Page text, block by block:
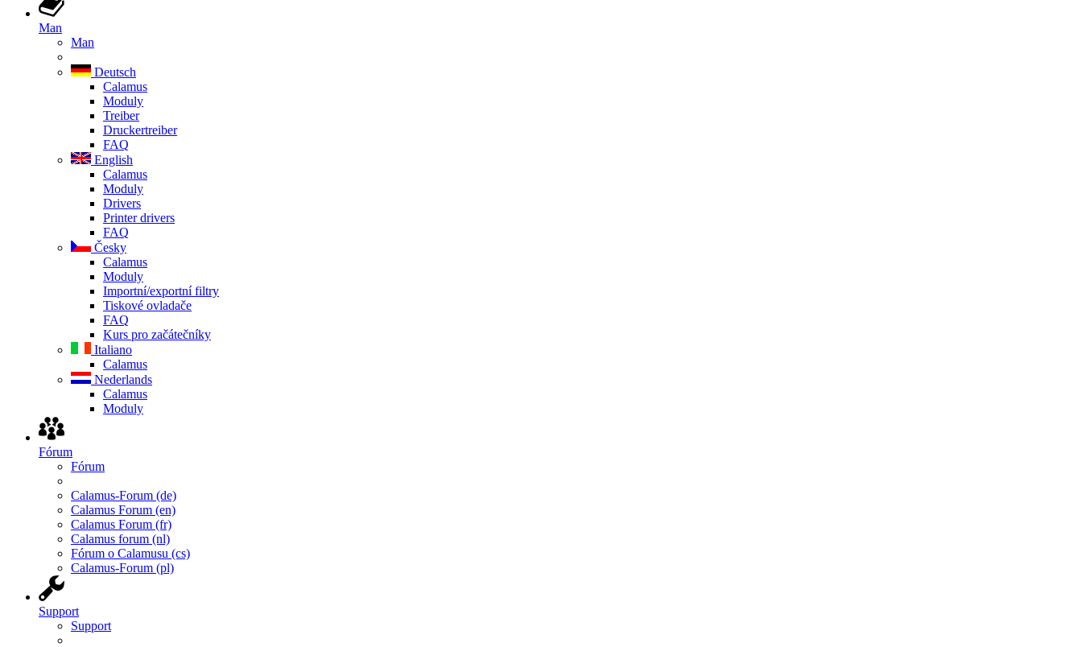
Man
Man
Deutsch
Calamus
Moduly
Treiber
Druckertreiber
FAQ
English
Calamus
Moduly
Drivers
Printer drivers
FAQ
Česky
Calamus
Moduly
Importní/exportní filtry
Tiskové ovladače
FAQ
Kurs pro začátečníky
Italiano
Calamus
Nederlands
Calamus
Moduly
Fórum
Fórum
Calamus-Forum (de)
Calamus Forum (en)
Calamus Forum (fr)
Calamus forum (nl)
Fórum o Calamusu (cs)
Calamus-Forum (pl)
Support
Support